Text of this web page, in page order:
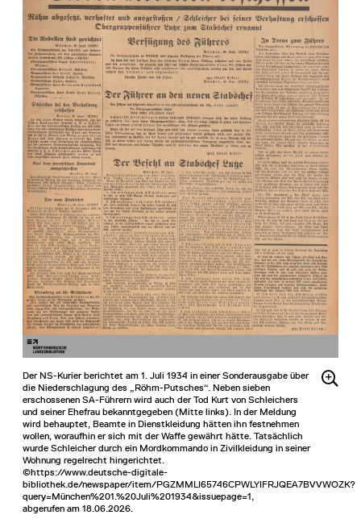
Der NS-Kurier berichtet am 1. Juli 1934 in einer Sonderausgabe über
die Niederschlagung des „Röhm-Putsches“. Neben sieben
erschossenen SA-Führern wird auch der Tod Kurt von Schleichers
und seiner Ehefrau bekanntgegeben (Mitte links). In der Meldung
wird behauptet, Beamte in Dienstkleidung hätten ihn festnehmen
wollen, woraufhin er sich mit der Waffe gewährt hätte. Tatsächlich
wurde Schleicher durch ein Mordkommando in Zivilkleidung in seiner
Wohnung regelrecht hingerichtet.
©https://www.deutsche-digitale-
bibliothek.de/newspaper/item/PGZMMLI65746CPWLYIFRJQEA7BVVWOZK?
query=München%201.%20Juli%201934&issuepage=1,
abgerufen am 18.06.2026.